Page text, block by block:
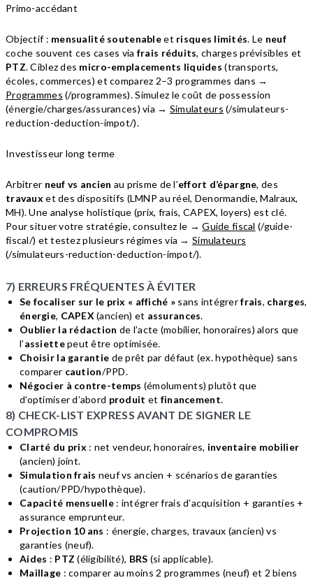
Primo-accédant
Objectif : mensualité soutenableet risques limités. Le neuf
coche souvent ces cases via frais réduits, charges prévisibles et
PTZ. Ciblez des micro-emplacements liquides (transports,
écoles, commerces) et comparez 2–3 programmes dans →
Programmes (/programmes). Simulez le coût de possession
(énergie/charges/assurances) via → Simulateurs (/simulateurs-
reduction-deduction-impot/).
Investisseur long terme
Arbitrer neuf vs ancien au prisme de l’effort d’épargne, des
travaux et des dispositifs (LMNP au réel, Denormandie, Malraux,
MH). Une analyse holistique (prix, frais, CAPEX, loyers) est clé.
Pour situer votre stratégie, consultez le →Guide fiscal (/guide-
fiscal/) et testez plusieurs régimes via →Simulateurs
(/simulateurs-reduction-deduction-impot/).
7) ERREURS FRÉQUENTES À ÉVITER
Se focaliser sur le prix « affiché » sans intégrerfrais, charges,
énergie, CAPEX (ancien) et assurances.
Oublier la rédaction de l’acte (mobilier, honoraires) alors que
l’assiettepeut être optimisée.
Choisir la garantie de prêt par défaut (ex. hypothèque) sans
comparer caution/PPD.
Négocier à contre-temps (émoluments) plutôt que
d’optimiser d’abord produit et financement.
8) CHECK-LIST EXPRESS AVANT DE SIGNER LE
COMPROMIS
Clarté du prix : net vendeur, honoraires, inventaire mobilier
(ancien) joint.
Simulation frais neuf vs ancien + scénarios de garanties
(caution/PPD/hypothèque).
Capacité mensuelle : intégrer frais d’acquisition + garanties +
assurance emprunteur.
Projection 10 ans : énergie, charges, travaux (ancien) vs
garanties (neuf).
Aides : PTZ (éligibilité), BRS (si applicable).
Maillage : comparer au moins 2 programmes (neuf) et 2 biens